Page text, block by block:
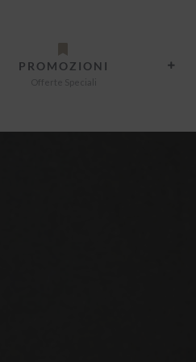
PROMOZIONI
Offerte Speciali